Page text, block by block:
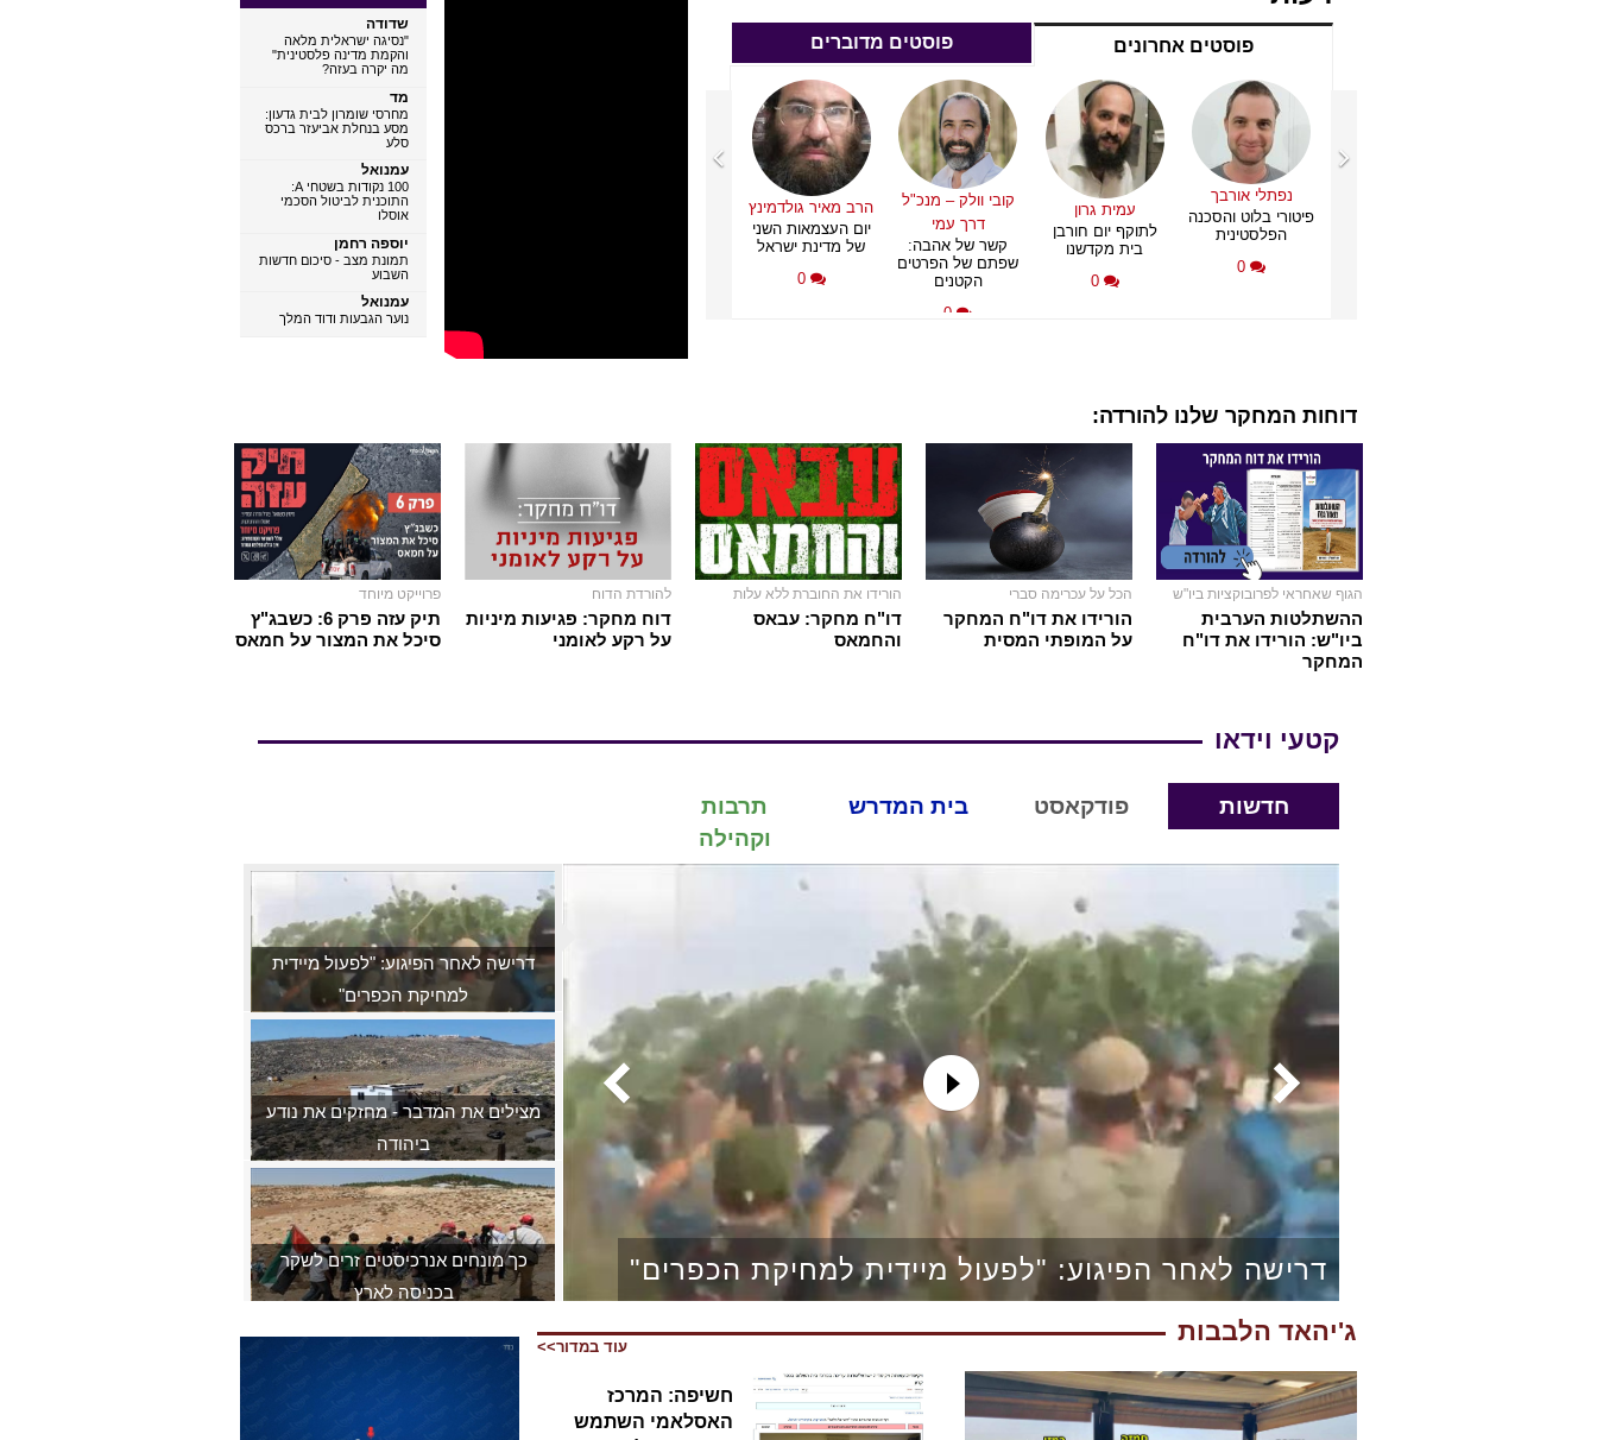
פוסטים אחרונים פוסטים מדוברים
נפתלי אורבך
פיטורי בלוט והסכנה
הפלסטינית
0
עמית גרון
לתוקף יום חורבן
בית מקדשנו
0
קובי וולק – מנכ"ל
דרך עמי
קשר של אהבה:
שפתם של הפרטים
הקטנים
0
הרב מאיר גולדמינץ
יום העצמאות השני
של מדינת ישראל
0
קובי וולק – מנכ"ל
דרך עמי
קשר של אהבה:
שפתם של הפרטים
הקטנים
0
הרב מאיר גולדמינץ
שדודה
"נסיגה ישראלית מלאה
והקמת מדינה פלסטינית"
מה יקרה בעזה?
מד
מחרסי שומרון לבית גדעון:
מסע בנחלת אביעזר ברכס
סלע
עמנואל
100 נקודות בשטחי A:
התוכנית לביטול הסכמי
אוסלו
יוספה רחמן
תמונת מצב - סיכום חדשות
השבוע
עמנואל
נוער הגבעות ודוד המלך
דוחות המחקר שלנו להורדה:
פרוייקט מיוחד
תיק עזה פרק 6: כשבג"ץ
סיכל את המצור על חמאס
להורדת הדוח
דוח מחקר: פגיעות מיניות
על רקע לאומני
הורידו את החוברת ללא עלות
דו"ח מחקר: עבאס
והחמאס
הכל על עכרימה סברי
הורידו את דו"ח המחקר
על המופתי המסית
הגוף שאחראי לפרובוקציות ביו"ש
ההשתלטות הערבית
ביו"ש: הורידו את דו"ח
המחקר
קטעי וידאו
חדשות פודקאסט בית המדרש
תרבות
וקהילה
דרישה לאחר הפיגוע: "לפעול מיידית למחיקת הכפרים"
דרישה לאחר הפיגוע: "לפעול מיידית
למחיקת הכפרים"
מצילים את המדבר - מחזקים את נודע
ביהודה
כך מונחים אנרכיסטים זרים לשקר
בכניסה לארץ
ג'יהאד הלבבות
עוד במדור>>
חשיפה: המרכז
האסלאמי השתמש